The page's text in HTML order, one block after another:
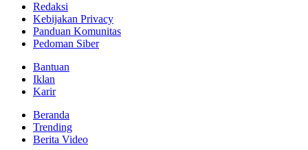
Redaksi
Kebijakan Privacy
Panduan Komunitas
Pedoman Siber
Bantuan
Iklan
Karir
Beranda
Trending
Berita Video